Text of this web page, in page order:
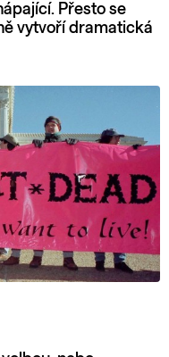
Přesto se
vytvoří dramatická